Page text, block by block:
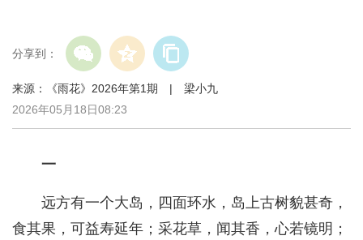
分享到：
来源：《雨花》2026年第1期 | 梁小九
2026年05月18日08:23
一
远方有一个大岛，四面环水，岛上古树貌甚奇，
食其果，可益寿延年；采花草，闻其香，心若镜明；